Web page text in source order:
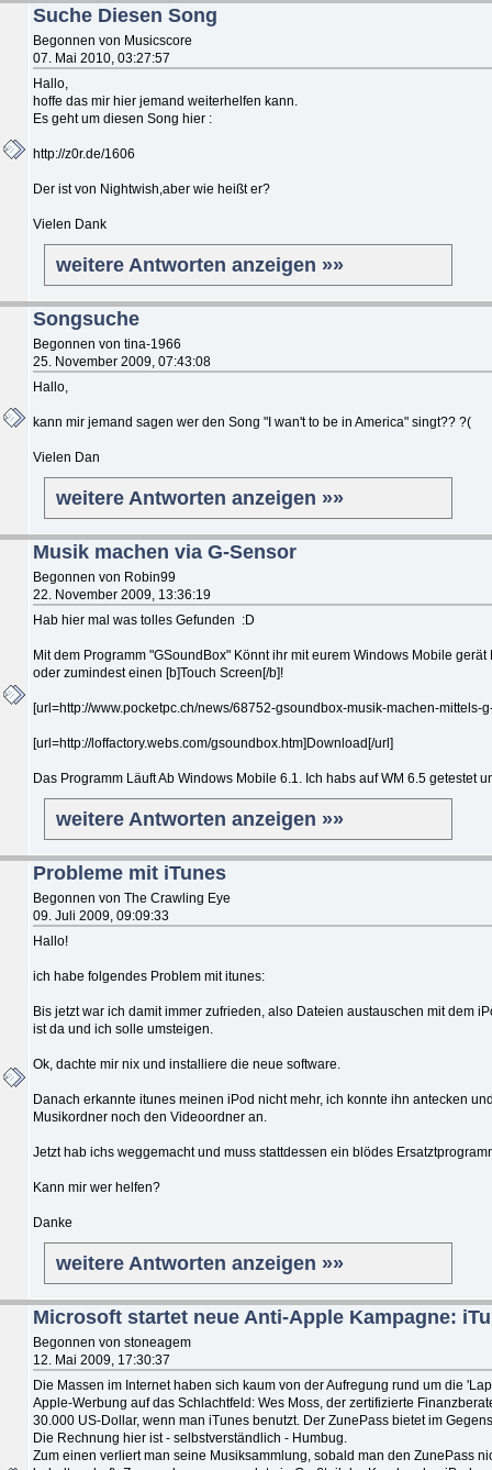
Suche Diesen Song
Begonnen von Musicscore
07. Mai 2010, 03:27:57
Hallo,
hoffe das mir hier jemand weiterhelfen kann.
Es geht um diesen Song hier :
http://z0r.de/1606
Der ist von Nightwish,aber wie heißt er?
Vielen Dank
weitere Antworten anzeigen »»
Songsuche
Begonnen von tina-1966
25. November 2009, 07:43:08
Hallo,
kann mir jemand sagen wer den Song "I wan't to be in America" singt?? ?(
Vielen Dan
weitere Antworten anzeigen »»
Musik machen via G-Sensor
Begonnen von Robin99
22. November 2009, 13:36:19
Hab hier mal was tolles Gefunden :D
Mit dem Programm "GSoundBox" Könnt ihr mit eurem Windows Mobile
oder zumindest einen [b]Touch Screen[/b]!
[url=http://www.pocketpc.ch/news/68752-gsoundbox-musik-machen-mittels-
[url=http://loffactory.webs.com/gsoundbox.htm]Download[/url]
Das Programm Läuft Ab Windows Mobile 6.1. Ich habs auf WM 6.5 getestet
weitere Antworten anzeigen »»
Probleme mit iTunes
Begonnen von The Crawling Eye
09. Juli 2009, 09:09:33
Hallo!
ich habe folgendes Problem mit itunes:
Bis jetzt war ich damit immer zufrieden, also Dateien austauschen mit dem
ist da und ich solle umsteigen.
Ok, dachte mir nix und installiere die neue software.
Danach erkannte itunes meinen iPod nicht mehr, ich konnte ihn antecken
Musikordner noch den Videoordner an.
Jetzt hab ichs weggemacht und muss stattdessen ein blödes
Kann mir wer helfen?
Danke
weitere Antworten anzeigen »»
Microsoft startet neue Anti-Apple Kampagne:
Begonnen von stoneagem
12. Mai 2009, 17:30:37
Die Massen im Internet haben sich kaum von der Aufregung rund um die
Apple-Werbung auf das Schlachtfeld: Wes Moss, der zertifizierte
30.000 US-Dollar, wenn man iTunes benutzt. Der ZunePass bietet im
Die Rechnung hier ist - selbstverständlich - Humbug.
Zum einen verliert man seine Musiksammlung, sobald man den ZunePass